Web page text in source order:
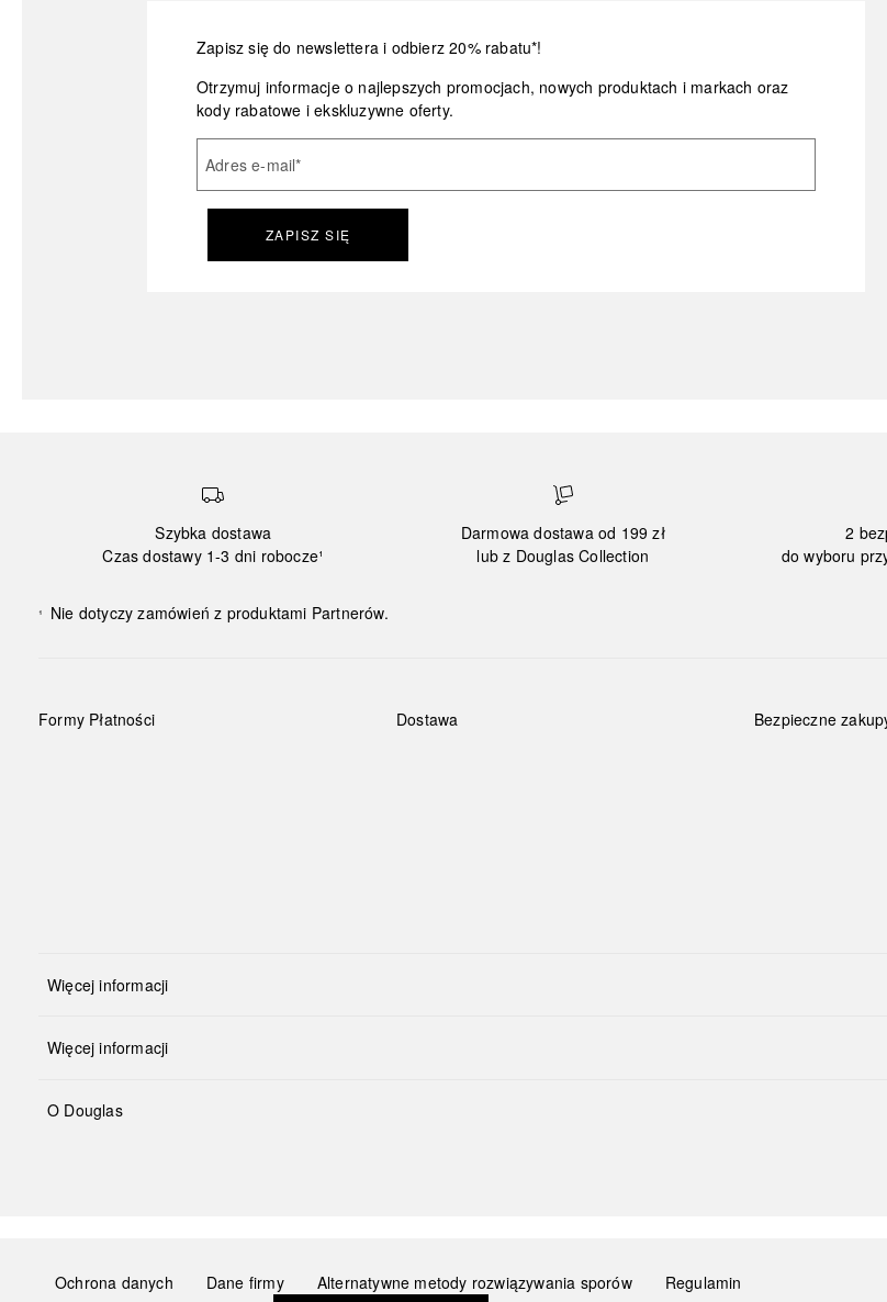
Zapisz się do newslettera i odbierz 20% rabatu*!
Otrzymuj informacje o najlepszych promocjach, nowych produktach i markach oraz
kody rabatowe i ekskluzywne oferty.
Adres e-mail*
ZAPISZ SIĘ
Szybka dostawa
Czas dostawy 1-3 dni robocze¹
Darmowa dostawa od 199 zł
lub z Douglas Collection
2
do wyboru
¹ Nie dotyczy zamówień z produktami Partnerów.
Formy Płatności Dostawa Bezpieczne
Więcej informacji
Więcej informacji
O Douglas
Ochrona danych Dane firmy Alternatywne metody rozwiązywania sporów
Regulamin